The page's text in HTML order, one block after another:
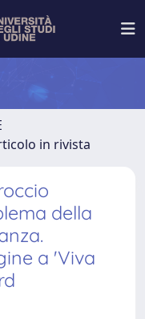
in rivista
della
a 'Viva